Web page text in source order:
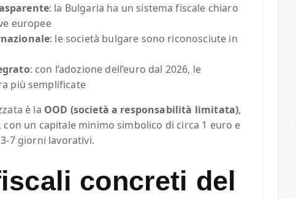
: la Bulgaria ha un sistema fiscale chiaro
europee
: le società bulgare sono riconosciute in
: con l’adozione dell’euro dal 2026, le
più semplificate
è la OOD (società a responsabilità limitata),
con un capitale minimo simbolico di circa 1 euro e
7 giorni lavorativi.
concreti del